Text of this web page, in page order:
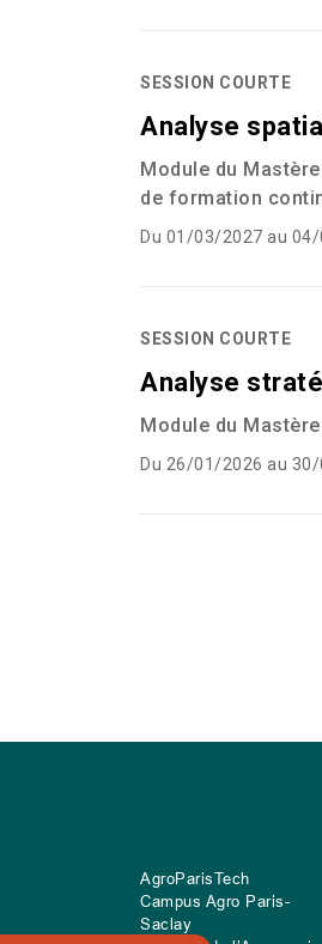
SESSION COURTE
Analyse
Module du
de formation
Du 01/03/2027 au
SESSION COURTE
Analyse
Module du
Du 26/01/2026 au
AgroParisTech
Campus Agro Paris-
Saclay